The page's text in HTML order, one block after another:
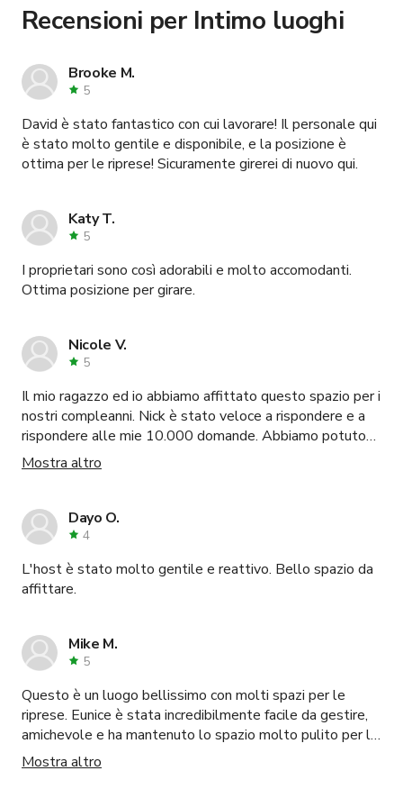
Recensioni per Intimo luoghi
Brooke M.
5
David è stato fantastico con cui lavorare! Il personale qui
è stato molto gentile e disponibile, e la posizione è
ottima per le riprese! Sicuramente girerei di nuovo qui.
Katy T.
5
I proprietari sono così adorabili e molto accomodanti.
Ottima posizione per girare.
Nicole V.
5
Il mio ragazzo ed io abbiamo affittato questo spazio per i
nostri compleanni. Nick è stato veloce a rispondere e a
rispondere alle mie 10.000 domande. Abbiamo potuto
vedere lo spazio subito. Ci hanno aiutato con
l'allestimento e, cosa più importante, con la pulizia. Nick
avuto bisogno. Il giorno della festa Jimmy è stato il
nostro ospite ed è stato fantastico! È stato con noi
senza intoppi e che tutti si divertissero. È stato
fantastico - non mi sono preoccupata di nulla. Lo spazio si
nostri amici sono rimasti impressionati. Prenoteremmo
sicuramente di nuovo!
Mostra altro
Dayo O.
4
L'host è stato molto gentile e reattivo. Bello spazio da
affittare.
Mike M.
5
Questo è un luogo bellissimo con molti spazi per le
riprese. Eunice è stata incredibilmente facile da gestire,
amichevole e ha mantenuto lo spazio molto pulito per le
nostre riprese. Prenoterei sicuramente di nuovo qui.
Mostra altro